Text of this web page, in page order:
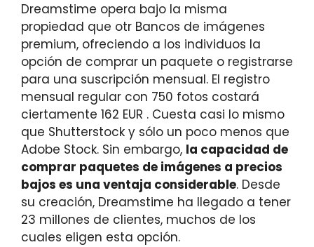
Dreamstime opera bajo la misma
propiedad que otr Bancos de imágenes
premium, ofreciendo a los individuos la
opción de comprar un paquete o registrarse
para una suscripción mensual. El registro
mensual regular con 750 fotos costará
ciertamente 162 EUR . Cuesta casi lo mismo
que Shutterstock y sólo un poco menos que
Adobe Stock. Sin embargo, la capacidad de
comprar paquetes de imágenes a precios
bajos es una ventaja considerable. Desde
su creación, Dreamstime ha llegado a tener
23 millones de clientes, muchos de los
cuales eligen esta opción.